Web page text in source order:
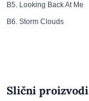
B5. Looking Back At Me
B6. Storm Clouds
Slični proizvodi